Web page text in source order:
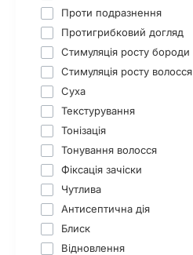
Проти подразнення
Протигрибковий догляд
Стимуляція росту бороди
Стимуляція росту волосся
Суха
Текстурування
Тонізація
Тонування волосся
Фіксація зачіски
Чутлива
Антисептична дія
Блиск
Відновлення